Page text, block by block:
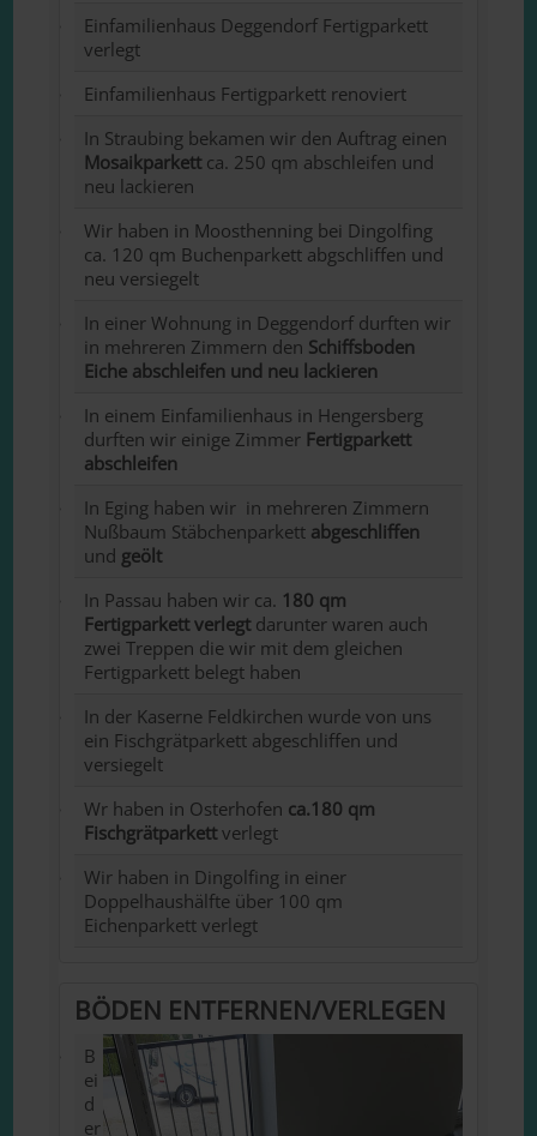
Einfamilienhaus Deggendorf Fertigparkett
verlegt
Einfamilienhaus Fertigparkett renoviert
In Straubing bekamen wir den Auftrag einen
Mosaikparkett ca. 250 qm abschleifen und
neu lackieren
Wir haben in Moosthenning bei Dingolfing
ca. 120 qm Buchenparkett abgschliffen und
neu versiegelt
In einer Wohnung in Deggendorf durften wir
in mehreren Zimmern den Schiffsboden
Eiche abschleifen und neu lackieren
In einem Einfamilienhaus in Hengersberg
durften wir einige Zimmer Fertigparkett
abschleifen
In Eging haben wir in mehreren Zimmern
Nußbaum Stäbchenparkett abgeschliffen
und geölt
In Passau haben wir ca. 180 qm
Fertigparkett verlegtdarunter waren auch
zwei Treppen die wir mit dem gleichen
Fertigparkett belegt haben
In der Kaserne Feldkirchen wurde von uns
ein Fischgrätparkett abgeschliffen und
versiegelt
Wr haben in Osterhofen ca.180 qm
Fischgrätparkettverlegt
Wir haben in Dingolfing in einer
Doppelhaushälfte über 100 qm
Eichenparkett verlegt
BÖDEN ENTFERNEN/VERLEGEN
B
ei
d
er